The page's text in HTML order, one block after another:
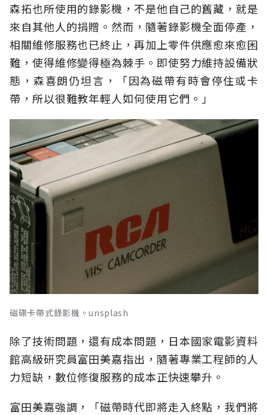
森拓也所使用的錄影機，不是他自己的舊藏，就是
來自其他人的捐贈。然而，隨著錄影機全面停產，
相關維修服務也已終止，再加上零件供應愈來愈困
難，使得維修變得極為棘手。即使努力維持設備狀
態，森喜朗仍坦言，「因為磁帶有時會停住或卡
帶，所以很難教年輕人如何使用它們。」
磁碟卡帶式錄影機。unsplash
除了技術問題，還有成本問題，日本國家電影資料
館高級研究員富田美嘉指出，隨著專業工程師的人
力短缺，數位修復服務的成本正快速攀升。
富田美嘉強調，「磁帶時代即將走入終點，我們將